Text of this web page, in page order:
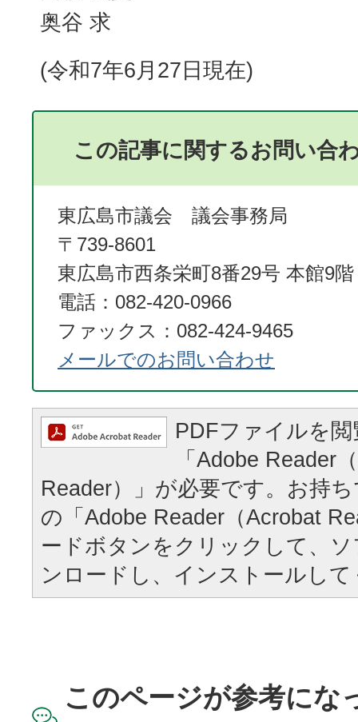
奥谷 求
(令和7年6月27日現在)
この記事に関するお問い合
東広島市議会 議会事務局
〒739-8601
東広島市西条栄町8番29号 本館9階
電話：082-420-0966
ファックス：082-424-9465
メールでのお問い合わせ
PDFファイルを
「Adobe Reader
Reader）」が必要です。お持
の「Adobe Reader（Acrobat
ードボタンをクリックして、
ンロードし、インストールし
このページが参考にな